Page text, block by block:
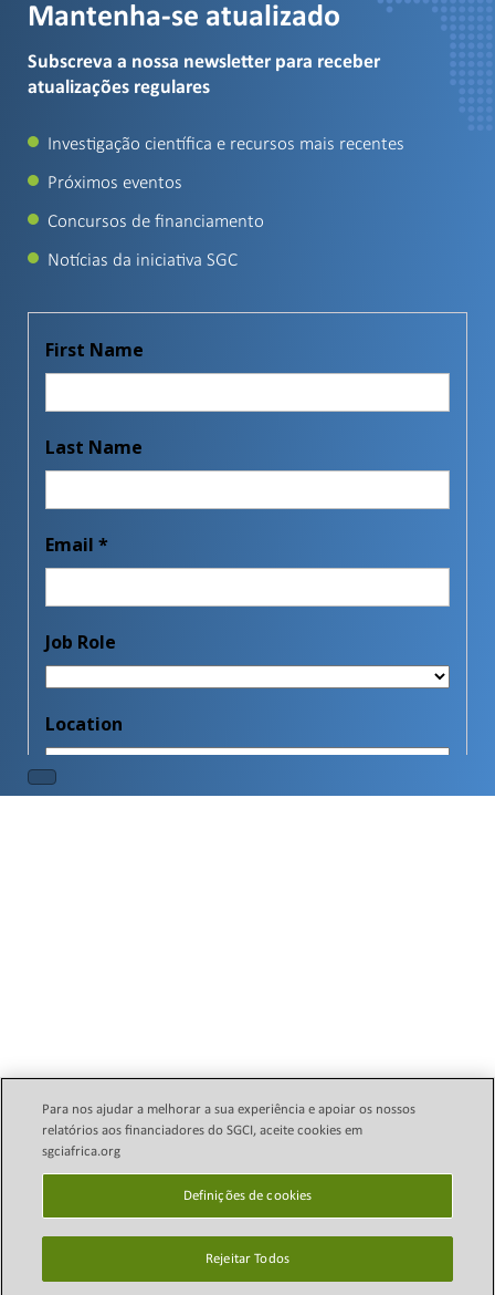
Mantenha-se atualizado
Subscreva a nossa newsletter para receber
atualizações regulares
Investigação científica e recursos mais recentes
Próximos eventos
Concursos de financiamento
Notícias da iniciativa SGC
Direitos autorais © 2024
Science Granting Councils
Initiative (SGCI)
política de Privacidade
Definições de cookies
Para nos ajudar a melhorar a sua experiência e apoiar os nossos
relatórios aos financiadores do SGCI, aceite cookies em
sgciafrica.org
Definições de cookies
Rejeitar Todos